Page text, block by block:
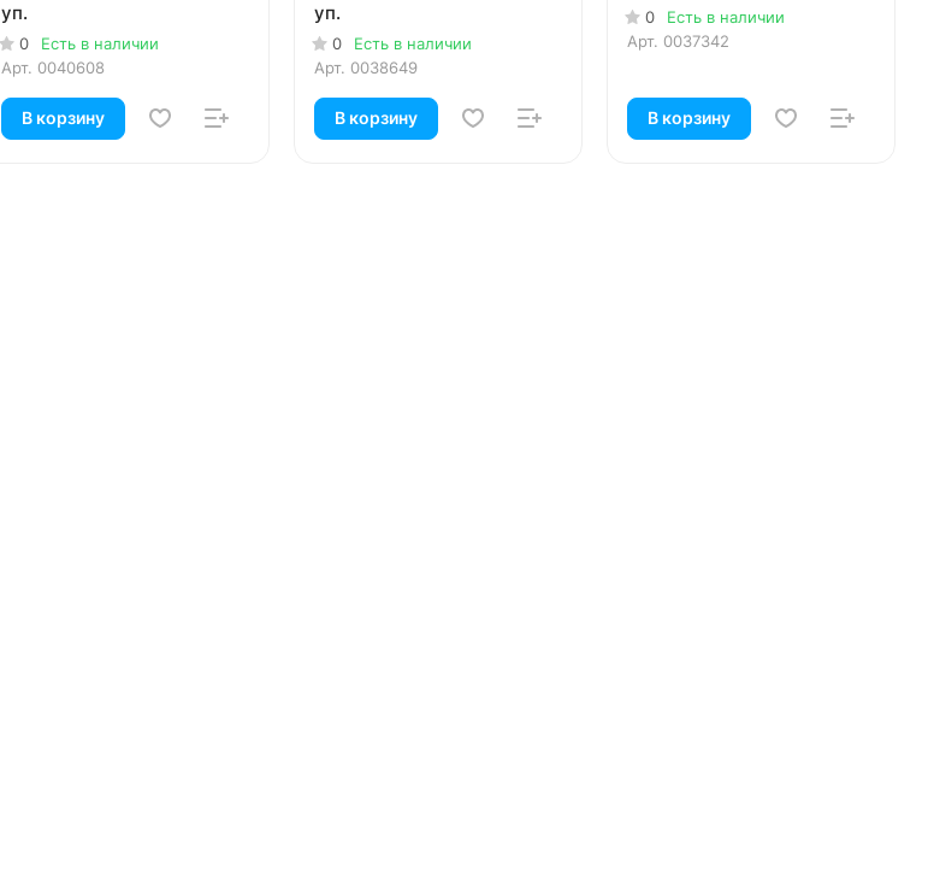
уп.
0
Есть в наличии
Арт. 0040608
В корзину
уп.
0
Есть в наличии
Арт. 0038649
В корзину
0
Есть в наличии
Арт. 0037342
В корзину